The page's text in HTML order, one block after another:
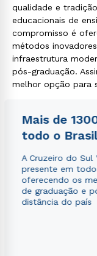
qualidade e
educacionais de
compromisso é
métodos
infraestrutura
pós-graduação.
melhor opção para
Mais de
todo o
A Cruzeiro do Sul
presente em
oferecendo os
de graduação e
distância do país